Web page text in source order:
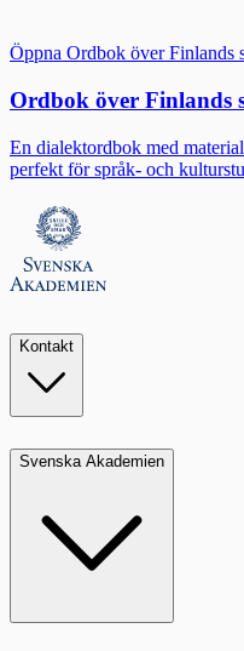
Öppna Ordbok över Finlands
Ordbok över Finlands
En dialektordbok med
perfekt för språk- och
Kontakt
Svenska Akademien